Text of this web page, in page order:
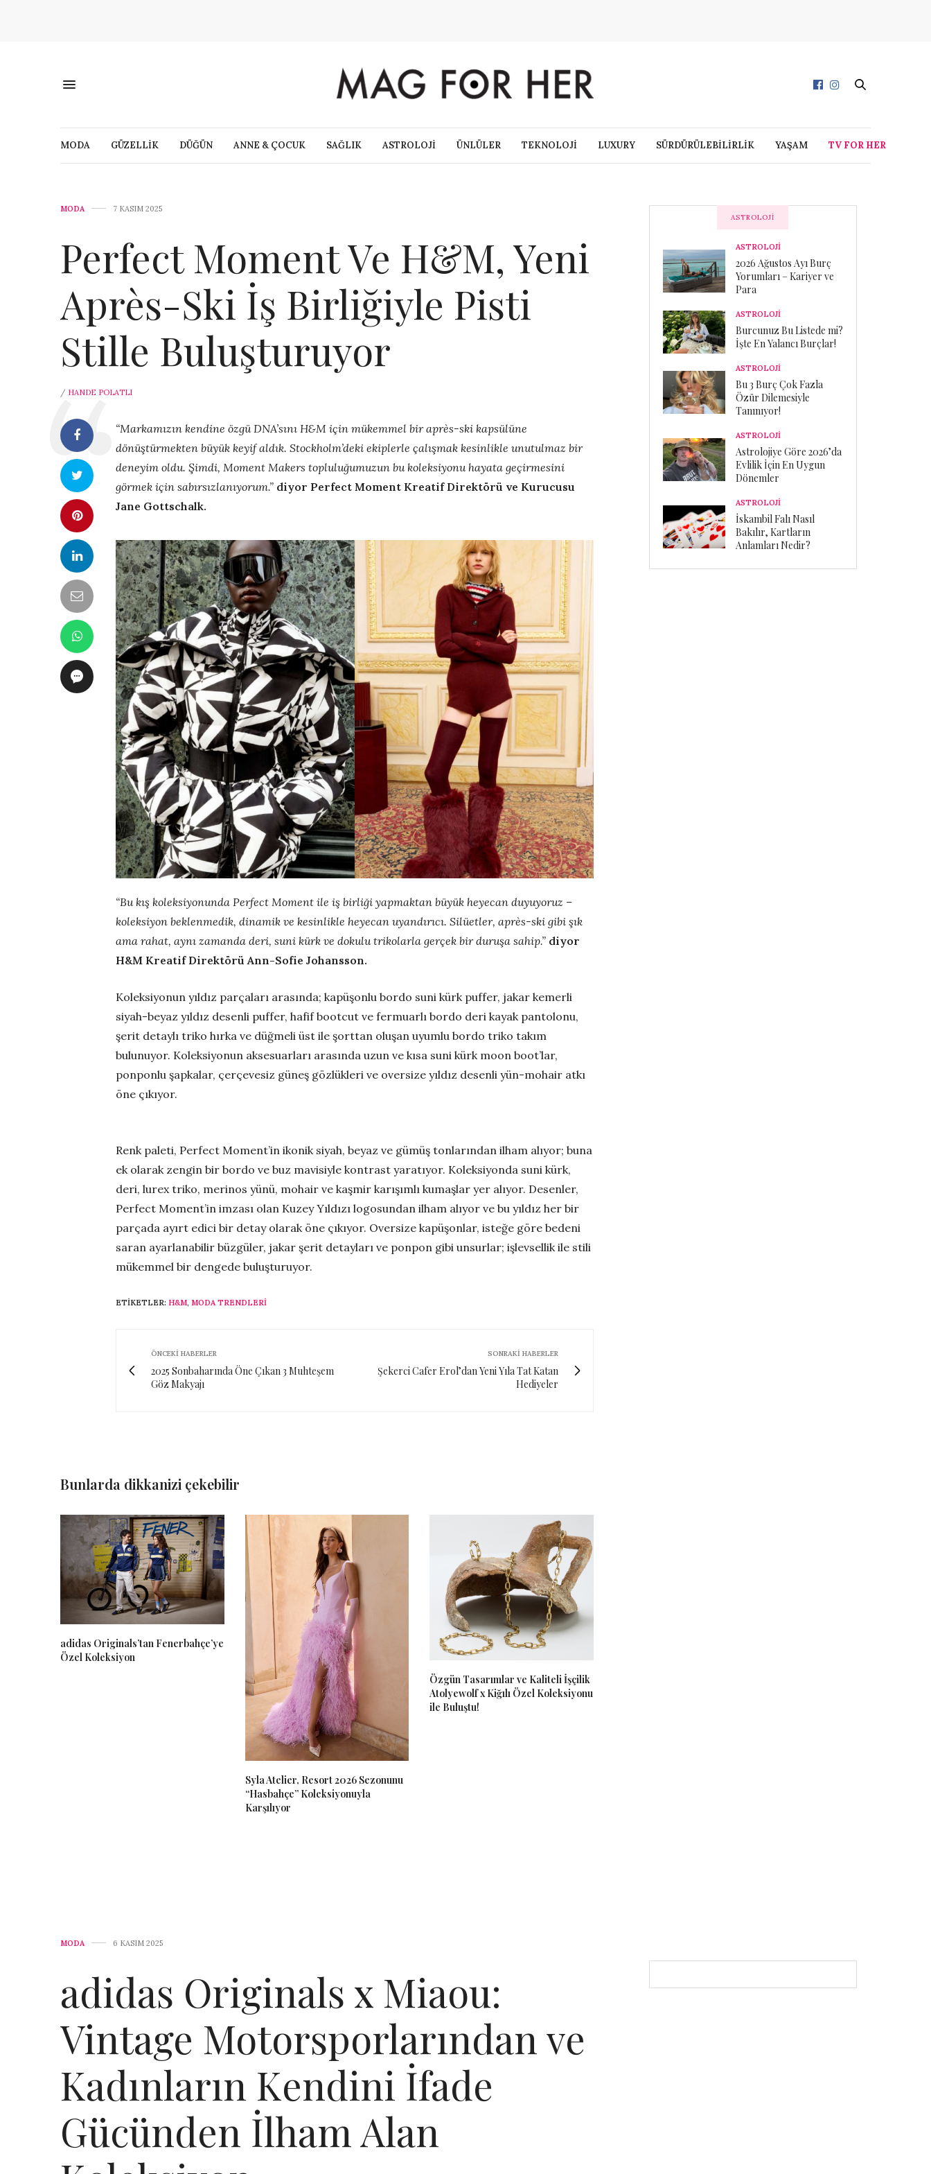
MODA GÜZELLİK DÜĞÜN ANNE & ÇOCUK SAĞLIK ASTROLOJİ ÜNLÜLER TEKNOLOJİ LUXURY SÜRDÜRÜLEBİLİRLİK YAŞAM TV FOR HER
MODA 7 KASIM 2025
Perfect Moment Ve H&M, Yeni
Après-Ski İş Birliğiyle Pisti
Stille Buluşturuyor
/ HANDE POLATLI
“Markamızın kendine özgü DNA’sını H&M için mükemmel bir après-ski kapsülüne
dönüştürmekten büyük keyif aldık. Stockholm’deki ekiplerle çalışmak kesinlikle unutulmaz bir
deneyim oldu. Şimdi, Moment Makers topluluğumuzun bu koleksiyonu hayata geçirmesini
görmek için sabırsızlanıyorum.” diyor Perfect Moment Kreatif Direktörü ve Kurucusu
Jane Gottschalk.
“Bu kış koleksiyonunda Perfect Moment ile iş birliği yapmaktan büyük heyecan duyuyoruz –
koleksiyon beklenmedik, dinamik ve kesinlikle heyecan uyandırıcı. Silüetler, après-ski gibi şık
ama rahat, aynı zamanda deri, suni kürk ve dokulu trikolarla gerçek bir duruşa sahip.” diyor
H&M Kreatif Direktörü Ann-Sofie Johansson.
Koleksiyonun yıldız parçaları arasında; kapüşonlu bordo suni kürk puffer, jakar kemerli
siyah-beyaz yıldız desenli puffer, hafif bootcut ve fermuarlı bordo deri kayak pantolonu,
şerit detaylı triko hırka ve düğmeli üst ile şorttan oluşan uyumlu bordo triko takım
bulunuyor. Koleksiyonun aksesuarları arasında uzun ve kısa suni kürk moon boot’lar,
ponponlu şapkalar, çerçevesiz güneş gözlükleri ve oversize yıldız desenli yün-mohair atkı
öne çıkıyor.
Renk paleti, Perfect Moment’in ikonik siyah, beyaz ve gümüş tonlarından ilham alıyor; buna
ek olarak zengin bir bordo ve buz mavisiyle kontrast yaratıyor. Koleksiyonda suni kürk,
deri, lurex triko, merinos yünü, mohair ve kaşmir karışımlı kumaşlar yer alıyor. Desenler,
Perfect Moment’in imzası olan Kuzey Yıldızı logosundan ilham alıyor ve bu yıldız her bir
parçada ayırt edici bir detay olarak öne çıkıyor. Oversize kapüşonlar, isteğe göre bedeni
saran ayarlanabilir büzgüler, jakar şerit detayları ve ponpon gibi unsurlar; işlevsellik ile stili
mükemmel bir dengede buluşturuyor.
ETIKETLER: H&M, MODA TRENDLERI
ÖNCEKI HABERLER
2025 Sonbaharında Öne Çıkan 3 Muhteşem
Göz Makyajı
SONRAKI HABERLER
Şekerci Cafer Erol’dan Yeni Yıla Tat Katan
Hediyeler
Bunlarda dikkanizi çekebilir
adidas Originals’tan Fenerbahçe’ye
Özel Koleksiyon
Syla Atelier, Resort 2026 Sezonunu
“Hasbahçe” Koleksiyonuyla
Karşılıyor
Özgün Tasarımlar ve Kaliteli İşçilik
Atolyewolf x Kiğılı Özel Koleksiyonu
ile Buluştu!
ASTROLOJI
ASTROLOJİ
2026 Ağustos Ayı Burç
Yorumları – Kariyer ve
Para
ASTROLOJİ
Burcunuz Bu Listede mi?
İşte En Yalancı Burçlar!
ASTROLOJİ
Bu 3 Burç Çok Fazla
Özür Dilemesiyle
Tanınıyor!
ASTROLOJİ
Astrolojiye Göre 2026’da
Evlilik İçin En Uygun
Dönemler
ASTROLOJİ
İskambil Falı Nasıl
Bakılır, Kartların
Anlamları Nedir?
MODA 6 KASIM 2025
adidas Originals x Miaou:
Vintage Motorsporlarından ve
Kadınların Kendini İfade
Gücünden İlham Alan